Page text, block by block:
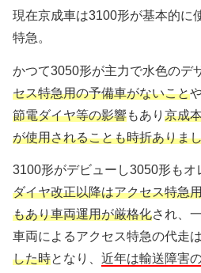
現在京成車は3100形が基本的に
特急。
かつて3050形が主力で水色のデ
セス特急用の予備車がないこと
節電ダイヤ等の影響もあり 京成
が使用されることも時折ありま
3100形がデビューし3050形もオ
ダイヤ改正以降はアクセス特急
もあり車両運用が厳格化され、
車両によるアクセス特急の代走は
した時となり、 近年は輸送障害